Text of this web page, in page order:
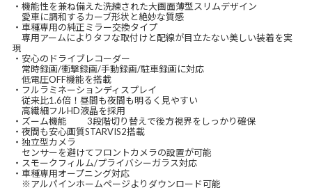
・機能性を兼ね備えた洗練された大画面薄型スリムデザイン
愛車に調和するカーブ形状と絶妙な質感
・車種専用の純正ミラー交換タイプ
専用アームによりタフな取付けと配線が目立たない美しい装着を実
現
・安心のドライブレコーダー
常時録画/衝撃録画/手動録画/駐車録画に対応
低電圧OFF機能を搭載
・フルラミネーションディスプレイ
従来比1.6倍！昼間も夜間も明るく見やすい
高繊細フルHD液晶を採用
・ズーム機能 3段階切り替えで後方視界をしっかり確保
・夜間も安心画質STARVIS2搭載
・独立型カメラ
センサーを避けてフロントカメラの設置が可能
・スモークフィルム/プライバシーガラス対応
・車種専用オープニング対応
※アルパインホームページよりダウンロード可能